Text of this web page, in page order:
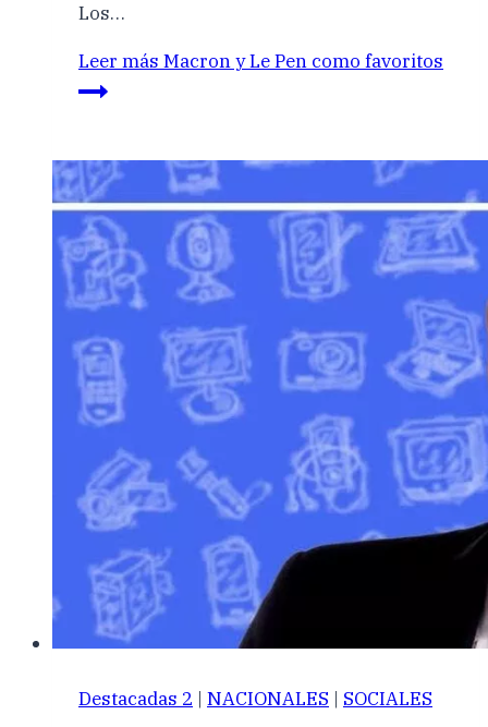
Los…
Leer más Macron y Le Pen como favoritos
Destacadas 2 | NACIONALES | SOCIALES